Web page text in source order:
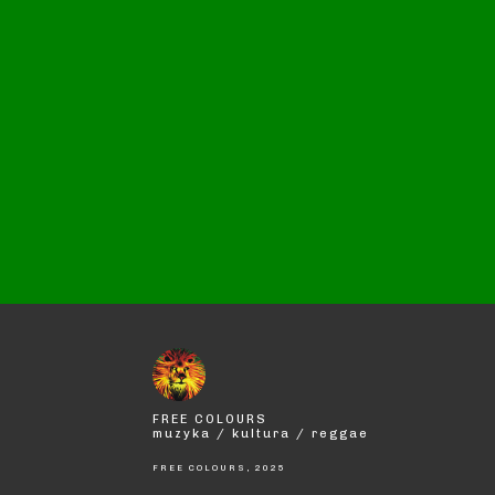
FREE COLOURS
muzyka / kultura / reggae
FREE COLOURS, 2025